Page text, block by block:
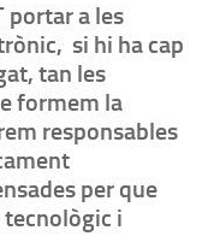
portar a les
si hi ha cap
tan les
formem la
responsables
per que
tecnològic i